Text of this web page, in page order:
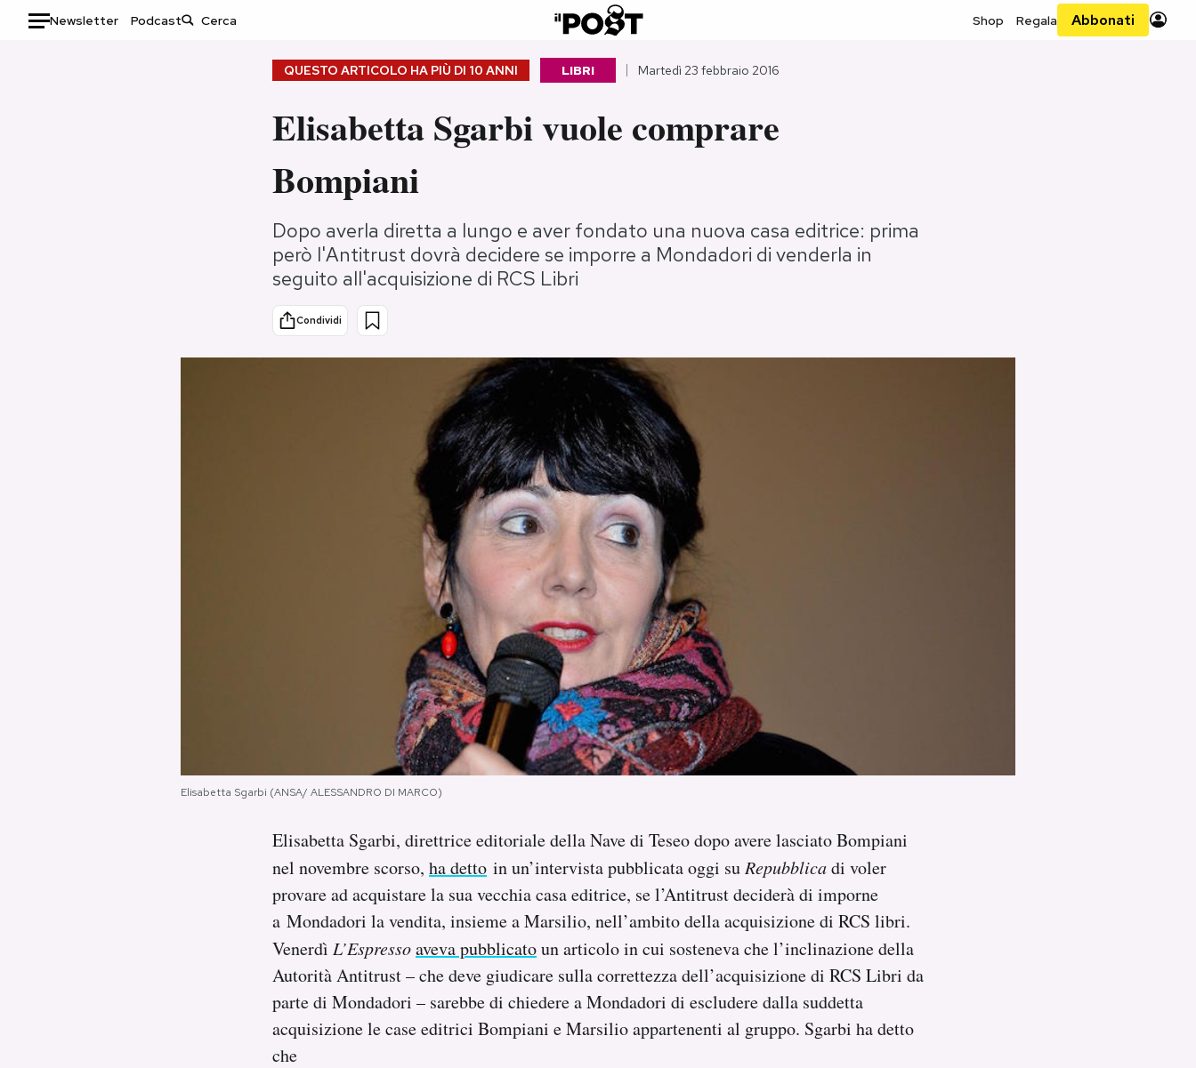
Newsletter Podcast Shop Regala Abbonati
Storie/Idee
Ok Boomer!
Mondiali calcio 2026
QUESTO ARTICOLO HA PIÙ DI 10 ANNI LIBRI Martedì 23 febbraio 2016
Elisabetta Sgarbi vuole comprare
Bompiani
Dopo averla diretta a lungo e aver fondato una nuova casa editrice: prima
però l'Antitrust dovrà decidere se imporre a Mondadori di venderla in
seguito all'acquisizione di RCS Libri
Condividi
Elisabetta Sgarbi (ANSA/ ALESSANDRO DI MARCO)
Elisabetta Sgarbi, direttrice editoriale della Nave di Teseo dopo avere lasciato Bompiani
nel novembre scorso, ha detto in un’intervista pubblicata oggi su Repubblicadi voler
provare ad acquistare la sua vecchia casa editrice, se l’Antitrust deciderà di imporne
a Mondadori la vendita, insieme a Marsilio, nell’ambito della acquisizione di RCS libri.
Venerdì L’Espressoaveva pubblicatoun articolo in cui sosteneva che l’inclinazione della
Autorità Antitrust – che deve giudicare sulla correttezza dell’acquisizione di RCS Libri da
parte di Mondadori – sarebbe di chiedere a Mondadori di escludere dalla suddetta
acquisizione le case editrici Bompiani e Marsilio appartenenti al gruppo. Sgarbi ha detto
che